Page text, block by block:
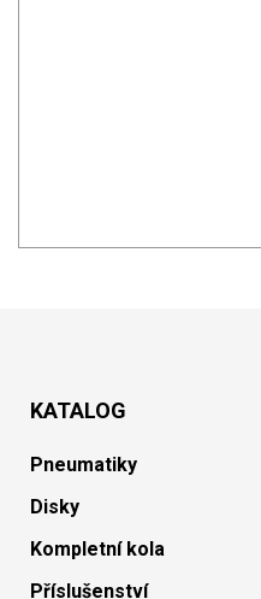
KATALOG
Pneumatiky
Disky
Kompletní kola
Příslušenství